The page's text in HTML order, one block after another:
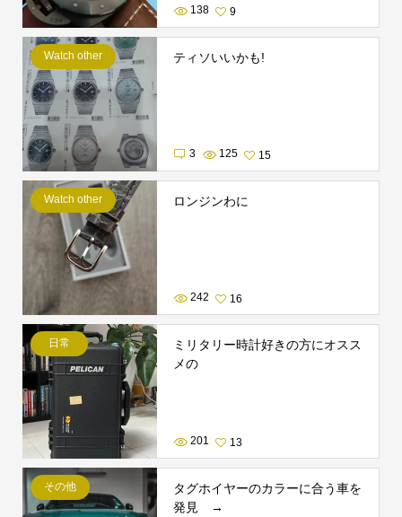
138 9
Watch other ティソいいかも!
3 125 15
Watch other ロンジンわに
242 16
日常
ミリタリー時計好きの方にオスス
メの
201 13
その他
タグホイヤーのカラーに合う車を
発見 →